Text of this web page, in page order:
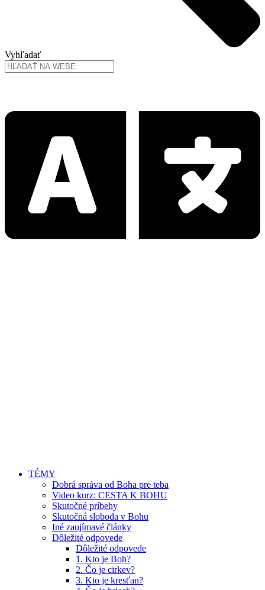
Vyhľadať
TÉMY
Dobrá správa od Boha pre teba
Video kurz: CESTA K BOHU
Skutočné príbehy
Skutočná sloboda v Bohu
Iné zaujímavé články
Dôležité odpovede
Dôležité odpovede
1. Kto je Boh?
2. Čo je cirkev?
3. Kto je kresťan?